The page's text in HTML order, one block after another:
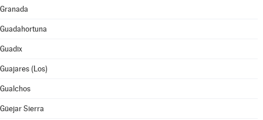
Granada
Guadahortuna
Guadix
Guajares (Los)
Gualchos
Güejar Sierra